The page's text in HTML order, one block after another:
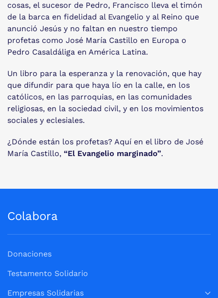
cosas, el sucesor de Pedro, Francisco lleva el timón
de la barca en fidelidad al Evangelio y al Reino que
anunció Jesús y no faltan en nuestro tiempo
profetas como José María Castillo en Europa o
Pedro Casaldáliga en América Latina.
Un libro para la esperanza y la renovación, que hay
que difundir para que haya lío en la calle, en los
católicos, en las parroquias, en las comunidades
religiosas, en la sociedad civil, y en los movimientos
sociales y eclesiales.
¿Dónde están los profetas? Aquí en el libro de José
María Castillo, “El Evangelio marginado”.
Colabora
Donaciones
Testamento Solidario
Empresas Solidarias